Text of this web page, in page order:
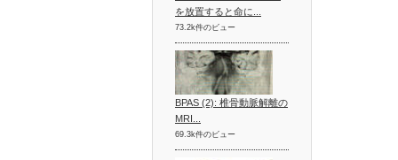
を放置すると命に...
73.2k件のビュー
BPAS (2): 椎骨動脈解離の
MRI...
69.3k件のビュー